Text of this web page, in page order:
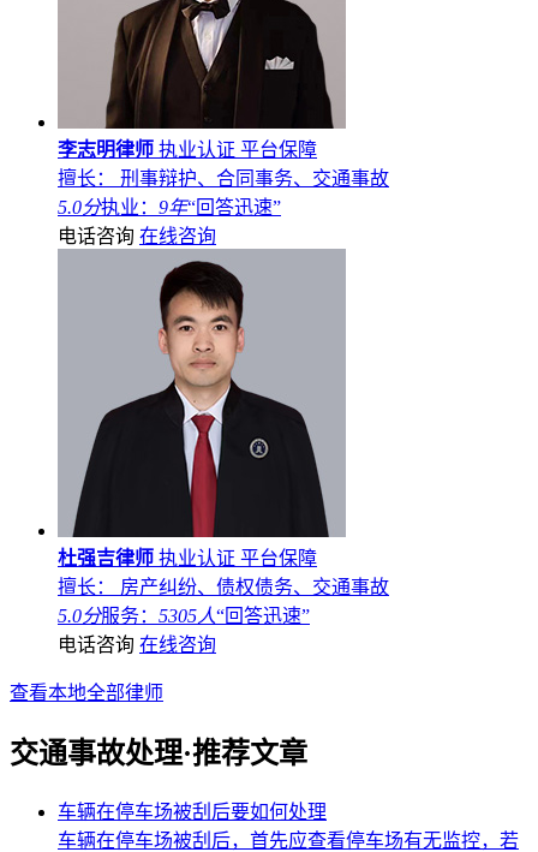
李志明律师 执业认证 平台保障
擅长： 刑事辩护、合同事务、交通事故
5.0分执业： 9年“回答迅速”
电话咨询 在线咨询
杜强吉律师 执业认证 平台保障
擅长： 房产纠纷、债权债务、交通事故
5.0分服务： 5305人“回答迅速”
电话咨询 在线咨询
查看本地全部律师
交通事故处理·推荐文章
车辆在停车场被刮后要如何处理
车辆在停车场被刮后，首先应查看停车场有无监控，若